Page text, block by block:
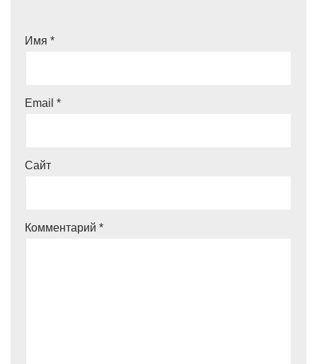
Имя *
Email *
Сайт
Комментарий *